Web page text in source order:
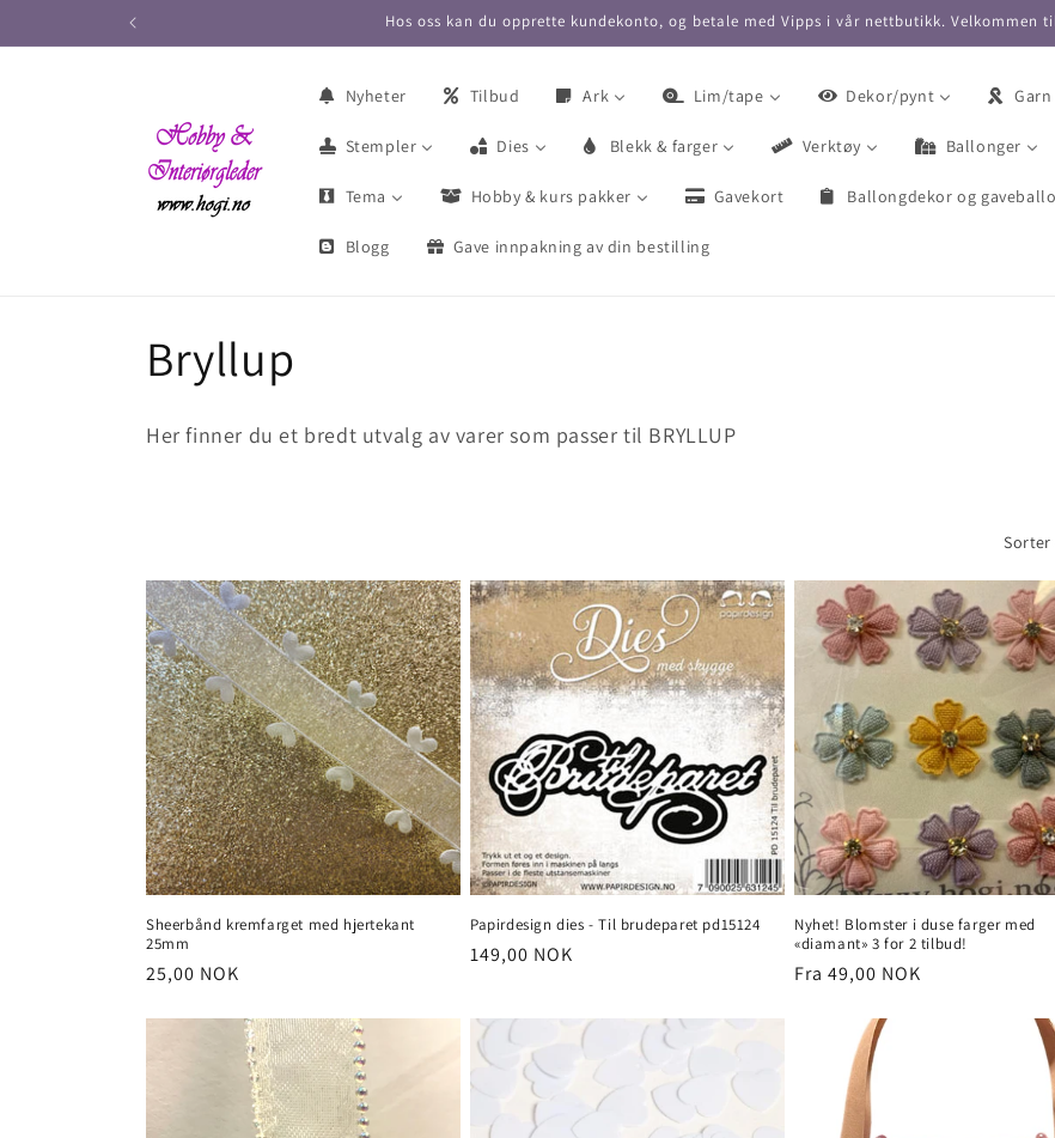
Hos oss kan du opprette kundekonto, og betale med Vipps i vår nettbutikk. Velkommen
Nyheter Tilbud Ark Lim/tape Dekor/pynt
Stempler Dies Blekk & farger Verktøy Ballonger
Tema Hobby & kurs pakker Gavekort Ballongdekor og
Blogg Gave innpakning av din bestilling
S
a
i
n
g
:
Bryllup
Her finner du et bredt utvalg av varer som passer til BRYLLUP
Sheerbånd kremfarget med hjertekant
25mm
Vanlig
25,00 NOK
Papirdesign dies - Til brudeparet pd15124
Vanlig
149,00 NOK
Nyhet! Blomster i duse farger med
«diamant» 3 for 2 tilbud!
Vanlig
Fra 49,00 NOK